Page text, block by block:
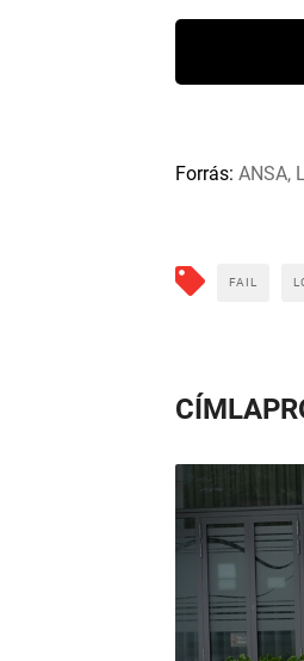
Forrás: ANSA,
FAIL